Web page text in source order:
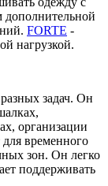
дополнительной
FORTE -
нагрузкой.
задач. Он
организации
временного
зон. Он легко
поддерживать